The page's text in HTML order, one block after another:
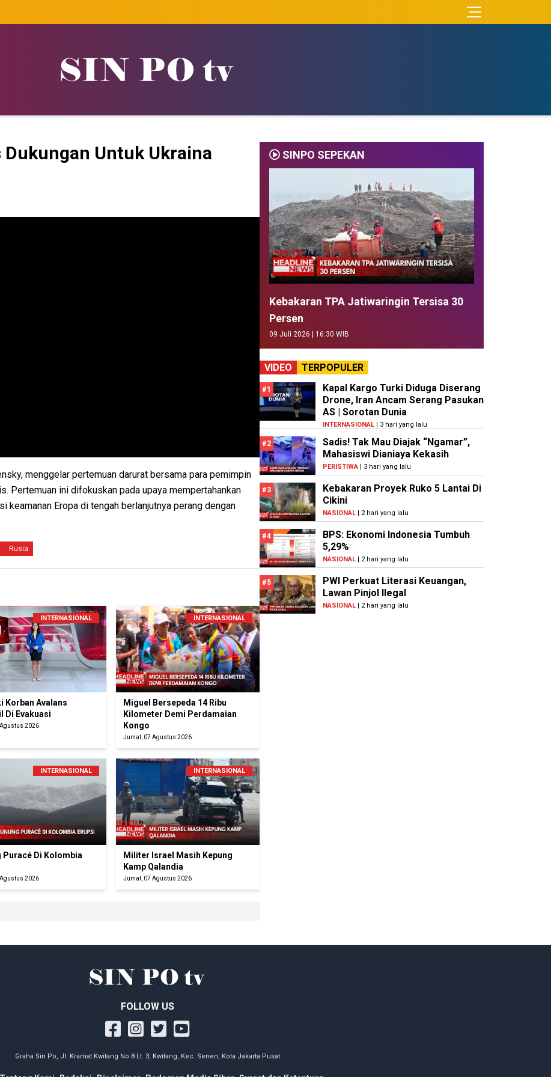
Untuk Ukraina
menggelar pertemuan darurat bersama para pemimpin
Pertemuan ini difokuskan pada upaya mempertahankan
keamanan Eropa di tengah berlanjutnya perang dengan
Rusia
INTERNASIONAL
Korban Avalans
Di Evakuasi
2026
INTERNASIONAL
Miguel Bersepeda 14 Ribu
Kilometer Demi Perdamaian
Kongo
Jumat, 07 Agustus 2026
INTERNASIONAL
Puracé Di Kolombia
2026
INTERNASIONAL
Militer Israel Masih Kepung
Kamp Qalandia
Jumat, 07 Agustus 2026
SINPO SEPEKAN
Kebakaran TPA Jatiwaringin Tersisa 30
Persen
09 Juli 2026 | 16:30 WIB
VIDEO TERPOPULER
#1
Kapal Kargo Turki Diduga Diserang
Drone, Iran Ancam Serang Pasukan
AS | Sorotan Dunia
INTERNASIONAL| 3 hari yang lalu
#2
Sadis! Tak Mau Diajak “Ngamar”,
Mahasiswi Dianiaya Kekasih
PERISTIWA| 3 hari yang lalu
#3
Kebakaran Proyek Ruko 5 Lantai Di
Cikini
NASIONAL| 2 hari yang lalu
#4
BPS: Ekonomi Indonesia Tumbuh
5,29%
NASIONAL| 2 hari yang lalu
#5
PWI Perkuat Literasi Keuangan,
Lawan Pinjol Ilegal
NASIONAL| 2 hari yang lalu
FOLLOW US
Graha Sin Po, Jl. Kramat Kwitang No.8 Lt. 3, Kwitang, Kec. Senen, Kota Jakarta Pusat